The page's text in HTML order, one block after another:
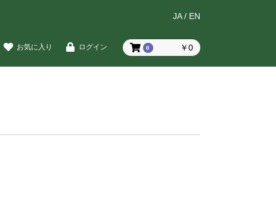
JA/ EN
お気に入り ログイン 0 ￥0